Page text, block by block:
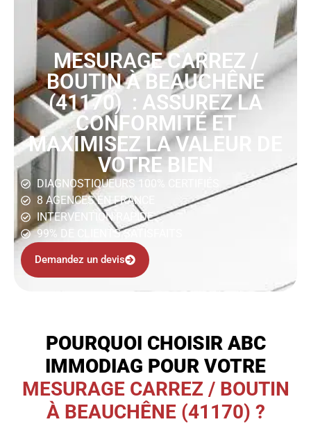
MESURAGE CARREZ /
BOUTIN À BEAUCHÊNE
(41170) : ASSUREZ LA
CONFORMITÉ ET
MAXIMISEZ LA VALEUR DE
VOTRE BIEN
DIAGNOSTIQUEURS 100% CERTIFIÉS
8 AGENCES EN FRANCE
INTERVENTION RAPIDE
99% DE CLIENTS SATISFAITS
Demandez un devis
POURQUOI CHOISIR ABC
IMMODIAG POUR VOTRE
MESURAGE CARREZ / BOUTIN
À BEAUCHÊNE (41170) ?